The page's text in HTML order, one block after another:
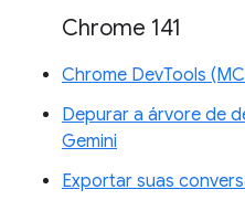
Chrome 141
Chrome DevTools
Depurar a árvore de
Gemini
Exportar suas